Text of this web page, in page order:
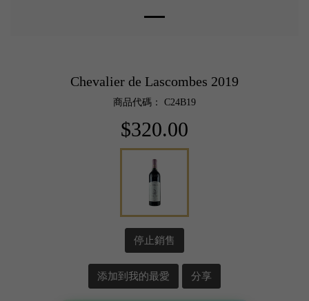
Chevalier de Lascombes 2019
商品代碼： C24B19
$320.00
停止銷售
添加到我的最愛 分享